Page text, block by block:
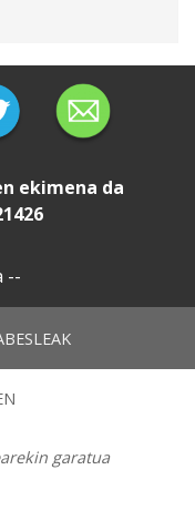
ekimena da
--
garatua